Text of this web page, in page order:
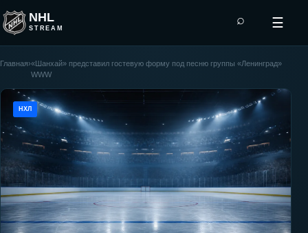
NHL
STREAM
⌕ ☰
Главная›«Шанхай» представил гостевую форму под песню группы «Ленинград»
WWW
НХЛ